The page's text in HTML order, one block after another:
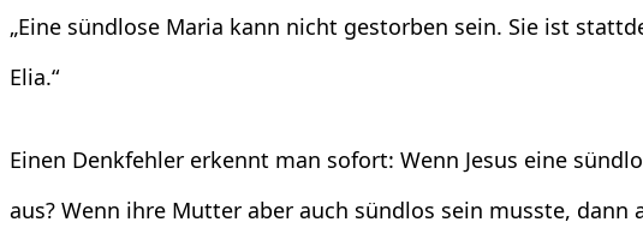
„Eine sündlose Maria kann nicht gestorben sein. Sie ist
Elia.“
Einen Denkfehler erkennt man sofort: Wenn Jesus eine
aus? Wenn ihre Mutter aber auch sündlos sein musste,